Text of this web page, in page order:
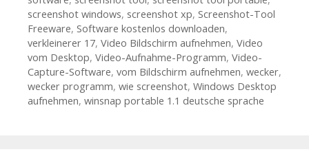
screenshot windows, screenshot xp, Screenshot-Tool
Freeware, Software kostenlos downloaden,
verkleinerer 17, Video Bildschirm aufnehmen, Video
vom Desktop, Video-Aufnahme-Programm, Video-
Capture-Software, vom Bildschirm aufnehmen, wecker,
wecker programm, wie screenshot, Windows Desktop
aufnehmen, winsnap portable 1.1 deutsche sprache